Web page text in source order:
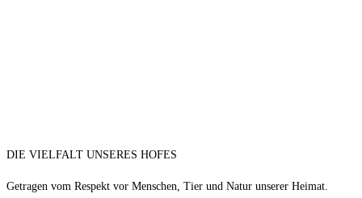
DIE VIELFALT UNSERES HOFES
Getragen vom Respekt vor Menschen, Tier und Natur unserer Heimat.